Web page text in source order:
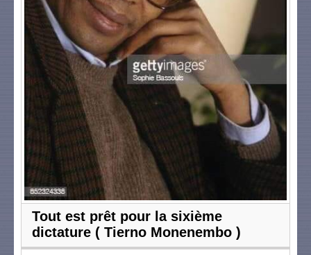
Tout est prêt pour la sixième
dictature ( Tierno Monenembo )